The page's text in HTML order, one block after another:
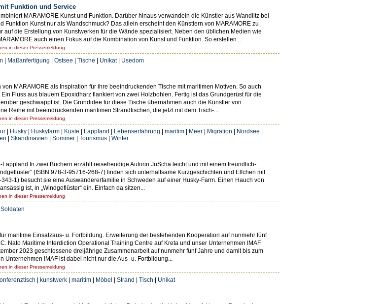
Funktion und Service
MARAMORE Kunst und Funktion. Darüber hinaus verwandeln die Künstler aus Wandlitz bei
Kunst nur als Wandschmuck? Das allein erscheint den Künstlern von MARAMORE zu
die Erstellung von Kunstwerken für die Wände spezialisiert. Neben den üblichen Medien wie
auch einen Fokus auf die Kombination von Kunst und Funktion. So erstellen...
in dieser Pressemeldung
| Maßanfertigung | Ostsee | Tische | Unikat| Usedom
MARAMORE als Inspiration für ihre beeindruckenden Tische mit maritimen Motiven. So auch
Fluss aus blauem Epoxidharz flankiert von zwei Holzbohlen. Fertig ist das Grundgerüst für die
geschwappt ist. Die Grundidee für diese Tische übernahmen auch die Künstler von
Reihe mit beeindruckenden maritimen Strandtischen, die jetzt mit dem Tisch-...
in dieser Pressemeldung
| Husky | Huskyfarm | Küste | Lappland | Lebenserfahrung | maritim | Meer | Migration | Nordsee |
| Skandinavien | Sommer | Tourismus | Winter
In zwei Büchern erzählt reisefreudige Autorin JuScha leicht und mit einem freundlich-
(ISBN 978-3-95716-268-7) finden sich unterhaltsame Kurzgeschichten und Elfchen mit
1) besucht sie eine Auswandererfamilie in Schweden auf einer Husky-Farm. Einen Hauch von
ist, in „Windgeflüster“ ein. Einfach da sitzen...
in dieser Pressemeldung
Soldaten
maritime Einsatzaus- u. Fortbildung. Erweiterung der bestehenden Kooperation auf nunmehr fünf
Nato Maritime Interdiction Operational Training Centre auf Kreta und unser Unternehmen IMAF
2023 geschlossene dreijährige Zusammenarbeit auf nunmehr fünf Jahre und damit bis zum
IMAF ist dabei nicht nur die Aus- u. Fortbildung...
in dieser Pressemeldung
| kunstwerk | maritim | Möbel | Strand | Tisch | Unikat